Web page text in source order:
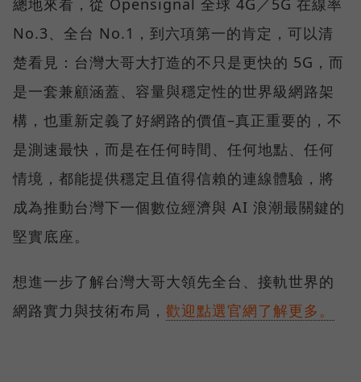
No.3、全台 No.1，到六項第一的肯定，可以清
楚看見：台灣大哥大打造的不只是更快的 5G，而
是一套兼顧涵蓋、容量與穩定性的世界級網路架
構，也重新定義了好網路的價值–真正重要的，不
是測速最快，而是在任何時間、任何地點、任何
情境，都能提供穩定且值得信賴的連線體驗，將
成為推動台灣下一個數位經濟與 AI 浪潮最關鍵的
堅實底座。
想進一步了解台灣大哥大領先全台、接軌世界的
網路實力與技術布局， 歡迎點選官網了解更多。